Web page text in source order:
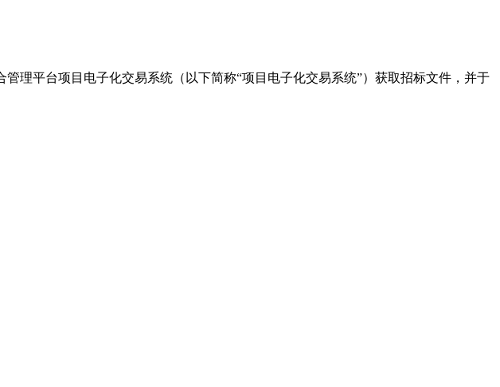
理平台项目电子化交易系统（以下简称“项目电子化交易系统”）获取招标文件，并于